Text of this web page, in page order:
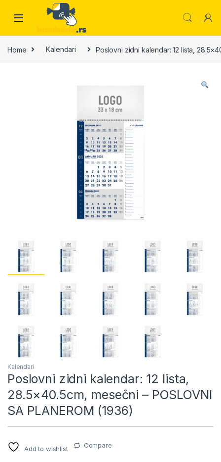
Skip to navigation
Home Kalendari Poslovni zidni kalendar: 12 lista,
Kalendari
Poslovni zidni kalendar: 12 lista,
28.5×40.5cm, mesečni – POSLOVNI
SA PLANEROM (1936)
Add to wishlist Compare